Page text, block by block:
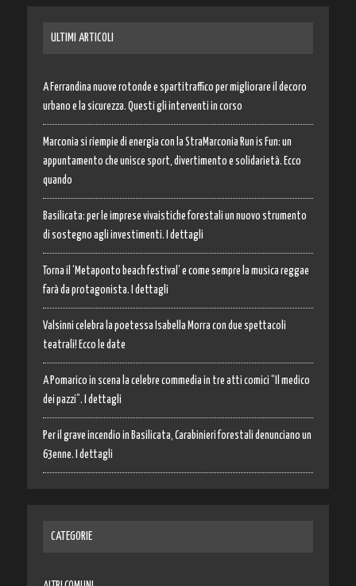
ULTIMI ARTICOLI
A Ferrandina nuove rotonde e spartitraffico per migliorare il decoro
urbano e la sicurezza. Questi gli interventi in corso
Marconia si riempie di energia con la StraMarconia Run is Fun: un
appuntamento che unisce sport, divertimento e solidarietà. Ecco
quando
Basilicata: per le imprese vivaistiche forestali un nuovo strumento
di sostegno agli investimenti. I dettagli
Torna il ‘Metaponto beach festival’ e come sempre la musica reggae
farà da protagonista. I dettagli
Valsinni celebra la poetessa Isabella Morra con due spettacoli
teatrali! Ecco le date
A Pomarico in scena la celebre commedia in tre atti comici “Il medico
dei pazzi”. I dettagli
Per il grave incendio in Basilicata, Carabinieri forestali denunciano un
63enne. I dettagli
CATEGORIE